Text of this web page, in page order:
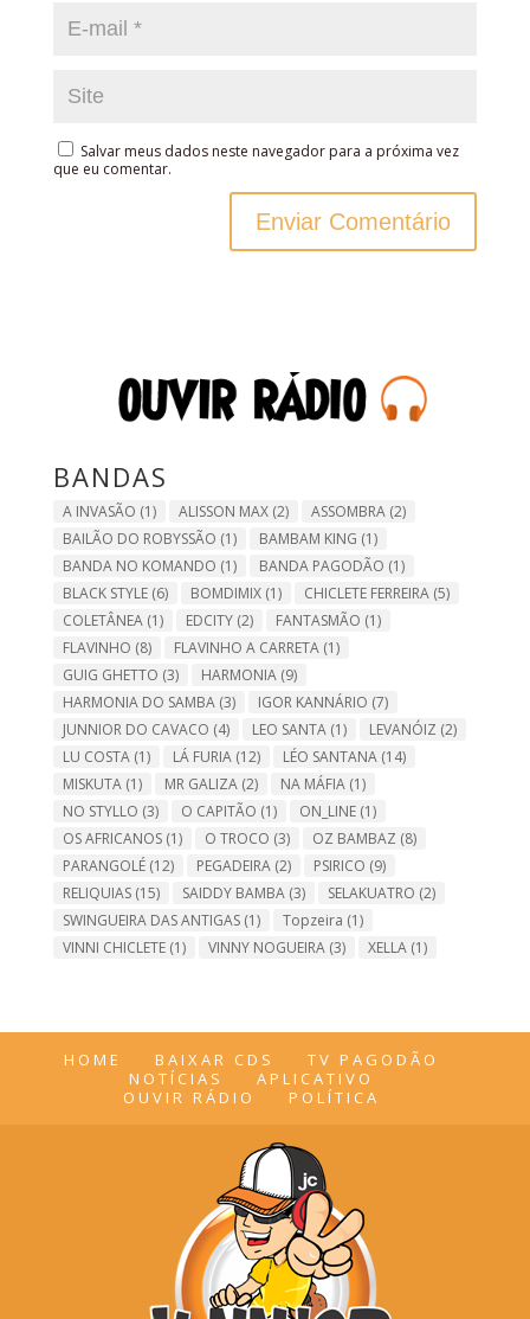
Salvar meus dados neste navegador para a próxima vez
que eu comentar.
BANDAS
A INVASÃO (1) ALISSON MAX(2) ASSOMBRA(2)
BAILÃO DO ROBYSSÃO (1) BAMBAM KING (1)
BANDA NO KOMANDO (1) BANDA PAGODÃO (1)
BLACK STYLE(6) BOMDIMIX(1) CHICLETE FERREIRA(5)
COLETÂNEA(1) EDCITY(2) FANTASMÃO (1)
FLAVINHO (8) FLAVINHO A CARRETA(1)
GUIG GHETTO (3) HARMONIA(9)
HARMONIA DO SAMBA(3) IGOR KANNÁRIO (7)
JUNNIOR DO CAVACO (4) LEO SANTA(1) LEVANÓIZ (2)
LU COSTA(1) LÁ FURIA(12) LÉO SANTANA(14)
MISKUTA(1) MR GALIZA(2) NA MÁFIA(1)
NO STYLLO (3) O CAPITÃO (1) ON_LINE(1)
OS AFRICANOS(1) O TROCO (3) OZ BAMBAZ (8)
PARANGOLÉ(12) PEGADEIRA(2) PSIRICO (9)
RELIQUIAS(15) SAIDDY BAMBA(3) SELAKUATRO (2)
SWINGUEIRA DAS ANTIGAS(1) Topzeira (1)
VINNI CHICLETE(1) VINNY NOGUEIRA(3) XELLA(1)
HOME BAIXAR CDS
TV PAGODÃO
NOTÍCIAS
APLICATIVO
OUVIR RÁDIO
POLÍTICA